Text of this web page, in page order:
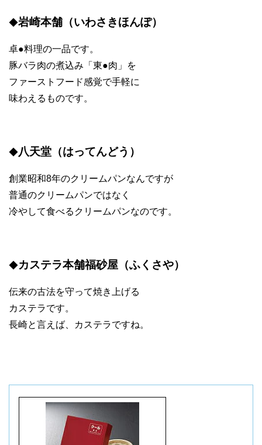
◆岩崎本舗（いわさきほんぽ）
卓●料理の一品です。
豚バラ肉の煮込み「東●肉」を
ファーストフード感覚で手軽に
味わえるものです。
◆八天堂（はってんどう）
創業昭和8年のクリームパンなんですが
普通のクリームパンではなく
冷やして食べるクリームパンなのです。
◆カステラ本舗福砂屋（ふくさや）
伝来の古法を守って焼き上げる
カステラです。
長崎と言えば、カステラですね。